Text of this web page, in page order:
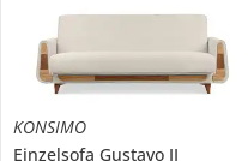
KONSIMO
Einzelsofa Gustavo II